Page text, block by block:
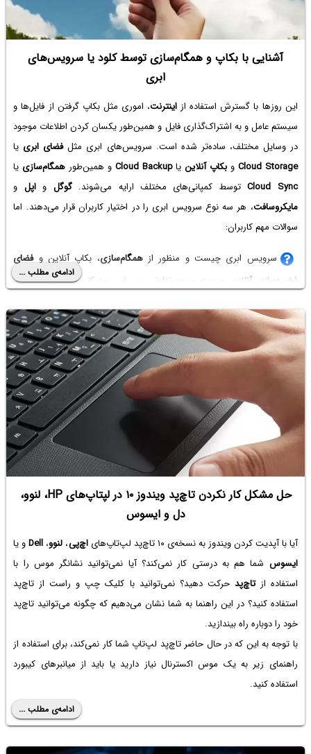
آشنایی با بکاپ و همگام‌سازی توسط کلود یا سرویس‌های
ابری
این روزها با گسترش استفاده از اینترنت، اموری مثل بکاپ گرفتن از فایل‌ها و
سیستم عامل و به اشتراک‌گذاری فایل و همین‌طور یکسان کردن اطلاعات موجود
در وسایل مختلف، ساده‌تر شده است. سرویس‌های ابری مثلفضای ابری یا
Cloud Storage و بکاپ آنلاینیاCloud Backup و همین‌طور همگام‌سازی یا
Cloud Syncتوسط کمپانی‌های مختلف ارایه می‌شوند.گوگل واپل و
مایکروسافت، هر سه نوع سرویس ابری را در اختیار کاربران قرار می‌دهند. اما
سوالات مهم کاربران:
سرویس ابری چیست و منظور ازهمگام‌سازی، بکاپ آنلاین وفضای
ذخیره‌سازی آنلاین
چیست و چه تفاوتی بین این سه کاربری و ویژگی وجود
در این مقاله می‌خواهیم با سه نوع کاربری اصلی سرویس‌های ابری امروزی آشنا
شویم و تفاوت مفاهیم را بررسی کنیم. با ما باشید.
ادامه‌ی مطلب ...
حل مشکل کار نکردن تاچ‌پد ویندوز ۱۰ در لپتاپ‌های HP، لنوو،
دل و ایسوس
آیا با آپدیت کردن ویندوز به نسخه‌ی ۱۰ تاچ‌پد لپ‌تاپ‌های اچ‌پی، لنوو، Dellو یا
ایسوس شما هم به درستی کار نمی‌کند؟ آیا نمی‌توانید نشانگر موس را با
استفاده ازتاچ‌پد حرکت دهید؟ نمی‌توانید با کلیک چپ و راست از تاچ‌پد
استفاده کنید؟ در این راهنما به شما نشان می‌دهیم که چگونه می‌توانید تاچ‌پد
خود را دوباره راه بیندازید.
با توجه به این که در حال حاضر تاچ‌پد لپ‌تاپ شما کار نمی‌کند، برای استفاده از
راهنمای زیر به یک موس اکسترنال نیاز دارید یا باید از میانبرهای کیبورد
استفاده کنید.
ادامه‌ی مطلب ...